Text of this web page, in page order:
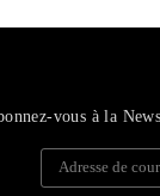
vous à la
Adresse de